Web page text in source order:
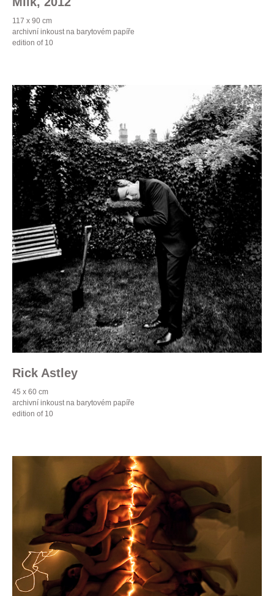
117 x 90 cm
archivní inkoust na barytovém papíře
edition of 10
Rick Astley
45 x 60 cm
archivní inkoust na barytovém papíře
edition of 10